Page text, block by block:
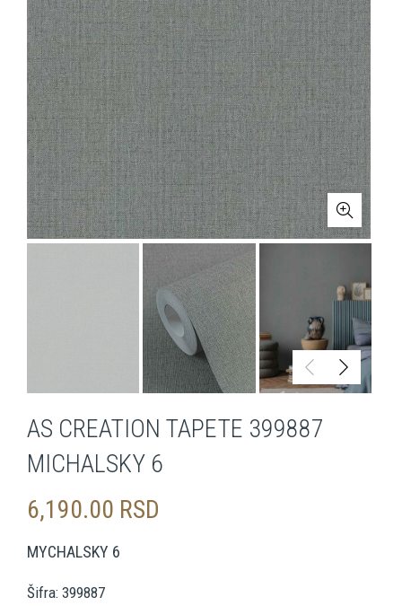
AS CREATION TAPETE 399887
MICHALSKY 6
6,190.00 RSD
MYCHALSKY 6
Šifra: 399887